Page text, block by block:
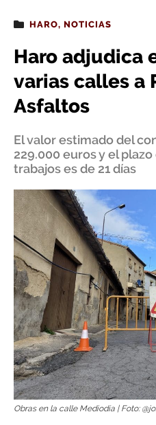
HARO, NOTICIAS
Haro adjudica
varias calles a
Asfaltos
El valor estimado del
229.000 euros y el
trabajos es de 21 días
Obras en la calle Mediodía | Foto: